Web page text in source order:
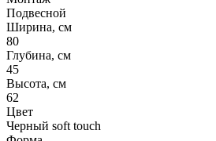
Подвесной
Ширина, см
80
Глубина, см
45
Высота, см
62
Цвет
Черный soft touch